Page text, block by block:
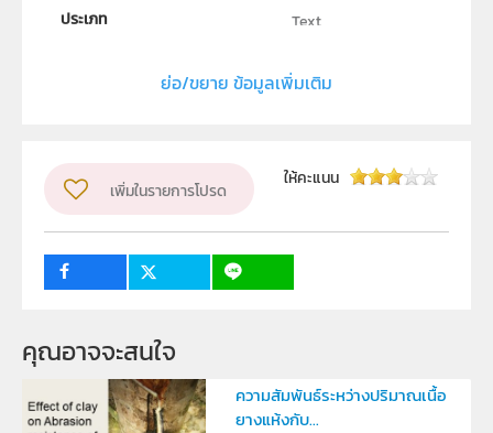
ประเภท
Text
ภาคสาขาวิชาฟิสิกส์ วิทยาศาสตร์และเทคโนโลยี มหาวิทยาลัย
สาโรจน์ ทองนาค
ระดับชั้น
ครู, นักเรียน
ย่อ/ขยาย ข้อมูลเพิ่มเติม
เพิ่มในรายการโปรด
ให้คะแนน
คุณอาจจะสนใจ
ความสัมพันธ์ระหว่างปริมาณเนื้อ
ยางแห้งกับ...